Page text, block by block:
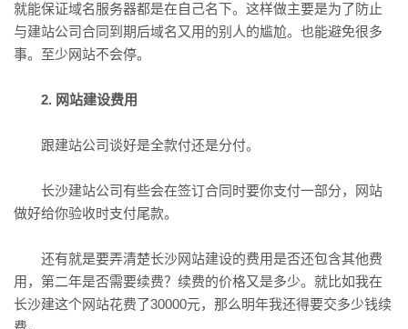
就能保证域名服务器都是在自己名下。这样做主要是为了防止
与建站公司合同到期后域名又用的别人的尴尬。也能避免很多
事。至少网站不会停。
2. 网站建设费用
跟建站公司谈好是全款付还是分付。
长沙建站公司有些会在签订合同时要你支付一部分，网站
做好给你验收时支付尾款。
还有就是要弄清楚长沙网站建设的费用是否还包含其他费
用，第二年是否需要续费？续费的价格又是多少。就比如我在
长沙建这个网站花费了30000元，那么明年我还得要交多少钱续